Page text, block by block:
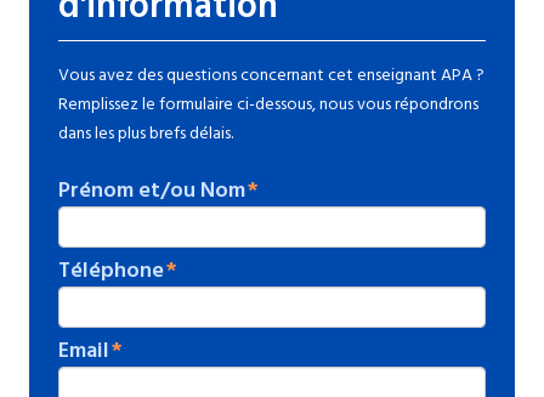
Vous avez des questions concernant cet enseignant APA ?
Remplissez le formulaire ci-dessous, nous vous répondrons
dans les plus brefs délais.
Prénom et/ou Nom
Téléphone
Email